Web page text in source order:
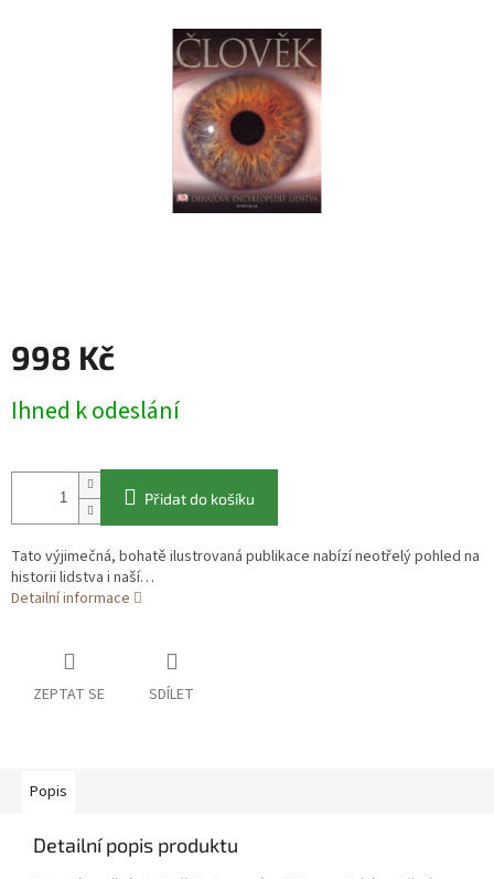
998 Kč
cena:
Ihned k odeslání
Přidat do košíku
Tato výjimečná, bohatě ilustrovaná publikace nabízí neotřelý pohled na
historii lidstva i naší…
Detailní informace
ZEPTAT SE SDÍLET
Popis
Detailní popis produktu